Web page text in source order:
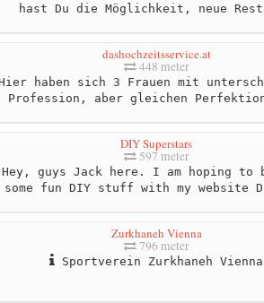
hast Du die Möglichkeit, neue
dashochzeitsservice.at
448 meter
haben sich 3 Frauen mit
Profession, aber gleichen
DIY Superstars
597 meter
Hey, guys Jack here. I am hoping to
some fun DIY stuff with my website
Zurkhaneh Vienna
796 meter
Sportverein Zurkhaneh Vienna